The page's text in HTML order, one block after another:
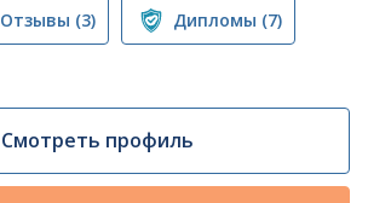
Отзывы (3) Дипломы (7)
Смотреть профиль